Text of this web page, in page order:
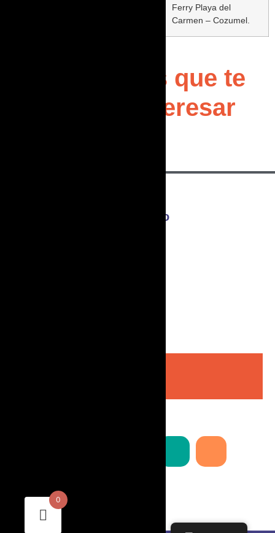
Ferry Playa del
Carmen – Cozumel.
Otros Tours que te
pueden Interesar
Información de Contacto
0